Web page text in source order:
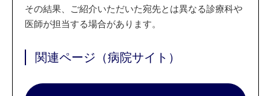
その結果、ご紹介いただいた宛先とは異なる診療科や
医師が担当する場合があります。
関連ページ（病院サイト）